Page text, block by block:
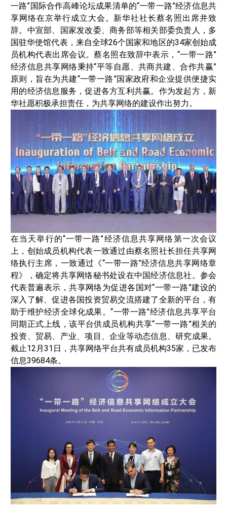
一路”国际合作高峰论坛成果清单的“一带一路”经济信息共
享网络在京举行成立大会。新华社社长蔡名照出席并致
辞。中宣部、国家发改委、商务部等相关部委负责人，多
国驻华使馆代表，来自全球26个国家和地区的34家创始成
员机构代表出席会议。蔡名照在致辞中表示，“一带一路”
经济信息共享网络秉持“平等自愿、共商共建、合作共赢”
原则，旨在为共建“一带一路”国家政府和企业提供便捷实
用的经济信息服务，促进各方互利共赢。作为发起方，新
华社愿积极承担责任，为共享网络的建设作出努力。
在当天举行的“一带一路”经济信息共享网络第一次会议
上，创始成员机构代表一致通过由蔡名照社长担任共享网
络执行主席，一致通过《“一带一路”经济信息共享网络章
程》，确定将共享网络秘书处设在中国经济信息社。参会
代表普遍表示，共享网络为促进各国对“一带一路”建设的
深入了解、促进各国投资贸易交流搭建了全新的平台，有
助于维护经济全球化成果。“一带一路”经济信息共享平台
同期正式上线，该平台供成员机构共享“一带一路”相关的
投资、贸易、产业、项目、企业等动态信息、研究成果。
截止12月31日，共享网络平台共有成员机构35家，已发布
信息39684条。